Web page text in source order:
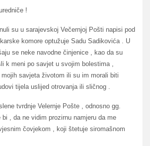
!
su u sarajevskoj Večernjoj Pošti napisi pod
komore optužuje Sadu Sadikovića . U
se neke navodne činjenice , kao da su
k meni po savjet u svojim bolestima ,
savjeta životom ili su im morali biti
tijela uslijed otrovanja ili sličnog .
tvrdnje Velernje Pošte , odnosno gg.
bi , da ne vidim prozirnu namjeru da me
čovjekom , koji štetuje siromašnom